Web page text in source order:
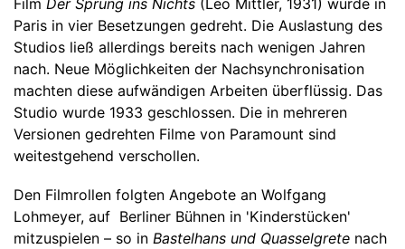
Paris in vier Besetzungen gedreht. Die Auslastung des
Studios ließ allerdings bereits nach wenigen Jahren
nach. Neue Möglichkeiten der Nachsynchronisation
machten diese aufwändigen Arbeiten überflüssig. Das
Studio wurde 1933 geschlossen. Die in mehreren
Versionen gedrehten Filme von Paramount sind
weitestgehend verschollen.
Den Filmrollen folgten Angebote an Wolfgang
Lohmeyer, auf Berliner Bühnen in 'Kinderstücken'
mitzuspielen – so in Bastelhans und Quasselgrete nach